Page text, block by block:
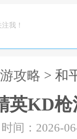
我！
攻略 > 和
英KD
时间：2026-